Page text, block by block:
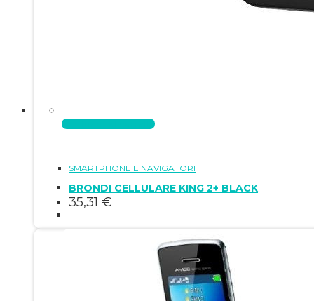
Aggiungi al carrello
SMARTPHONE E NAVIGATORI
BRONDI CELLULARE KING 2+ BLACK
35,31 €